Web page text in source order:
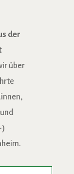
der
über
)